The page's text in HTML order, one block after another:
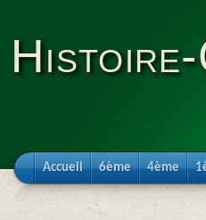
Histoire-
Accueil 6ème 4ème